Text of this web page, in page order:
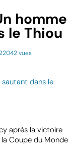
homme
le Thiou
vues
après la victoire
Coupe du Monde